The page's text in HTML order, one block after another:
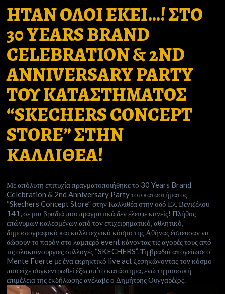
ΗΤΑΝ ΟΛΟΙ ΕΚΕΙ…! ΣΤΟ
30 YEARS BRAND
CELEBRATION & 2ND
ANNIVERSARY PARTY
ΤΟΥ ΚΑΤΑΣΤΗΜΑΤΟΣ
“SKECHERS CONCEPT
STORE” ΣΤΗΝ
ΚΑΛΛΙΘΕΑ!
Με απόλυτη επιτυχία πραγματοποιήθηκε το 30 Years Brand
Celebration & 2nd Anniversary Party του καταστήματος
“Skechers Concept Store” στην Καλλιθέα στην οδό Ελ. Βενιζέλου
141, σε μια βραδιά που πραγματικά δεν έλειψε κανείς! Πλήθος
επώνυμων καλεσμένων από τον επιχειρηματικό, αθλητικό,
δημοσιογραφικό και καλλιτεχνικό κόσμο της Αθήνας έσπευσαν να
δώσουν το παρόν στο λαμπερό event κάνοντας τις αγορές τους από
τις ολοκαίνουργιες συλλογές “SKECHERS”.Τη βραδιά απογείωσε ο
Mente Fuerte με ένα εκρηκτικό live act ξεσηκώνοντας τον κόσμο
που είχε συγκεντρωθεί έξω απ’το κατάστημα, ενώ τη μουσική
επιμέλεια της εκδήλωσης ανέλαβε ο Δημήτρης Ουγγαρέζος.